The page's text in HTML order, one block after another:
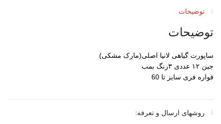
توضیحات
توضیحات
ساپورت گیاهی لانیا اصلی(مارک مشکی)
جین ۱۲ عددی ۳رنگ بمب
قواره فری سایز تا 60
روشهای ارسال و تعرفه: